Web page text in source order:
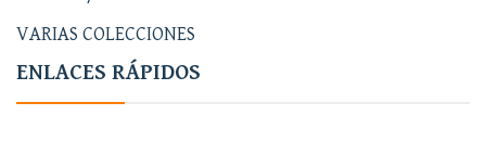
VARIAS COLECCIONES
ENLACES RÁPIDOS